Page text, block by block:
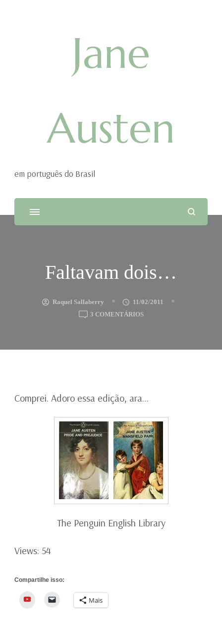
Jane
Austen
em português do Brasil
Faltavam dois…
Raquel Sallaberry
11/02/2011
3 COMENTÁRIOSEM
Comprei. Adoro essa edição, ara…
The Penguin English Library
Views: 54
Compartilhe isso:
YouTube Mais